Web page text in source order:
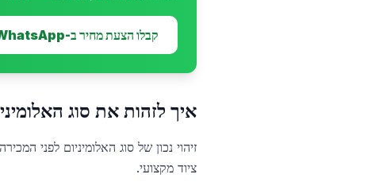
קבלו הצעת מחיר ב-WhatsApp
איך לזהות את סוג
ציוד מקצועי.